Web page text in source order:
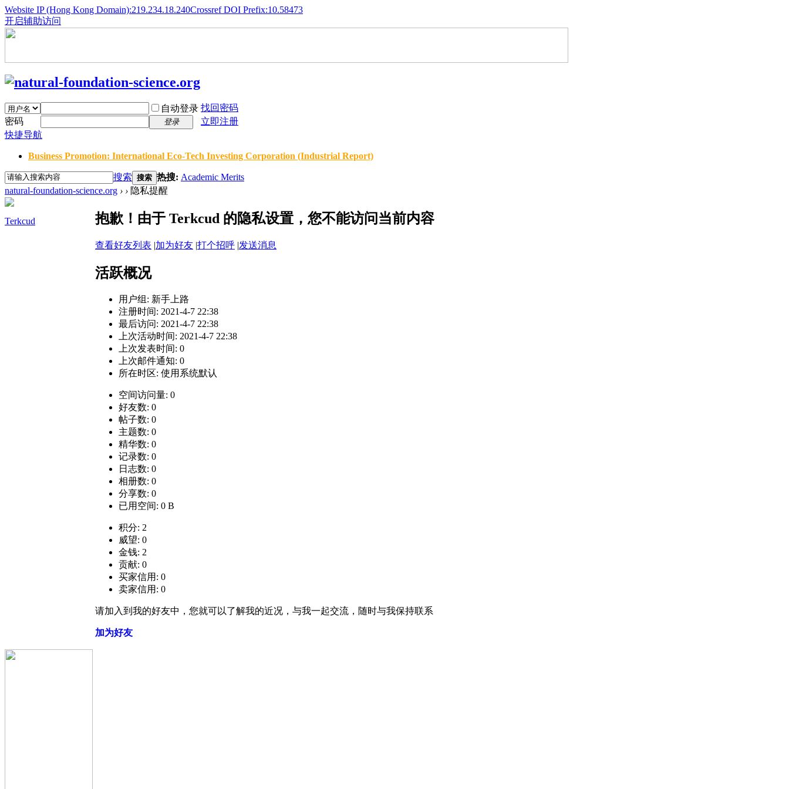
Website IP (Hong Kong Domain):219.234.18.240Crossref DOI Prefix:10.58473
开启辅助访问
自动登录 找回密码
密码
登录
立即注册
快捷导航
Business Promotion: International Eco-Tech Investing Corporation (Industrial Report)
搜索 搜索 热搜: Academic Merits
natural-foundation-science.org › › 隐私提醒
Terkcud 抱歉！由于 Terkcud 的隐私设置，您不能访问当前内容
查看好友列表 |加为好友 |打个招呼 |发送消息
活跃概况
用户组: 新手上路
注册时间: 2021-4-7 22:38
最后访问: 2021-4-7 22:38
上次活动时间: 2021-4-7 22:38
上次发表时间: 0
上次邮件通知: 0
所在时区: 使用系统默认
空间访问量: 0
好友数: 0
帖子数: 0
主题数: 0
精华数: 0
记录数: 0
日志数: 0
相册数: 0
分享数: 0
已用空间: 0 B
积分: 2
威望: 0
金钱: 2
贡献: 0
买家信用: 0
卖家信用: 0
请加入到我的好友中，您就可以了解我的近况，与我一起交流，随时与我保持联系
加为好友